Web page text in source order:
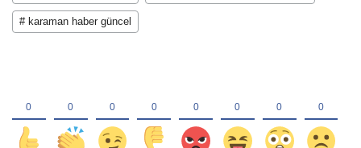
# karaman haber güncel